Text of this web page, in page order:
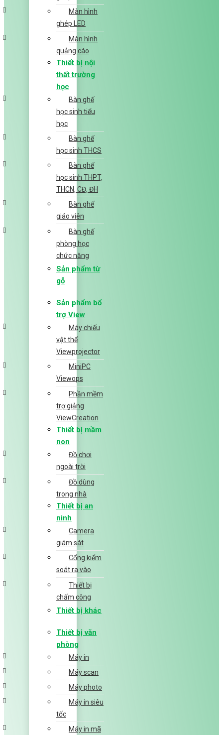
Màn hình
ghép LED
Màn hình
quảng cáo
Thiết bị nội
thất trường
học
Bàn ghế
học sinh tiểu
học
Bàn ghế
học sinh THCS
Bàn ghế
học sinh THPT,
THCN, CĐ, ĐH
Bàn ghế
giáo viên
Bàn ghế
phòng học
chức năng
Sản phẩm từ
gỗ
Sản phẩm bổ
trợ View
Máy chiếu
vật thể
Viewprojector
MiniPC
Viewops
Phần mềm
trợ giảng
ViewCreation
Thiết bị mầm
non
Đồ chơi
ngoài trời
Đồ dùng
trong nhà
Thiết bị an
ninh
Camera
giám sát
Cổng kiểm
soát ra vào
Thiết bị
chấm công
Thiết bị khác
Thiết bị văn
phòng
Máy in
Máy scan
Máy photo
Máy in siêu
tốc
Máy in mã